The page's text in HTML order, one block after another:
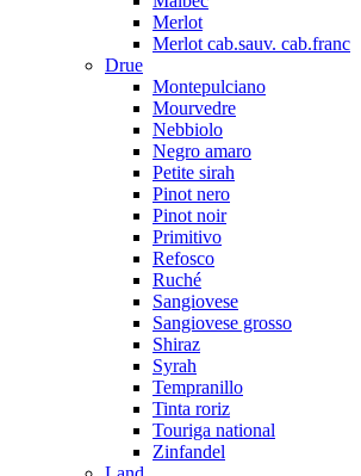
Merlot
Merlot cab.sauv. cab.franc
Drue
Montepulciano
Mourvedre
Nebbiolo
Negro amaro
Petite sirah
Pinot nero
Pinot noir
Primitivo
Refosco
Ruché
Sangiovese
Sangiovese grosso
Shiraz
Syrah
Tempranillo
Tinta roriz
Touriga national
Zinfandel